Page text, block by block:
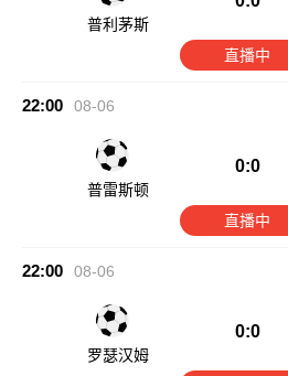
普利茅斯
直播中
22:00 08-06
普雷斯顿
0:0
直播中
22:00 08-06
罗瑟汉姆
0:0